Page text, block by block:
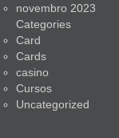
novembro 2023
Categories
Card
Cards
casino
Cursos
Uncategorized